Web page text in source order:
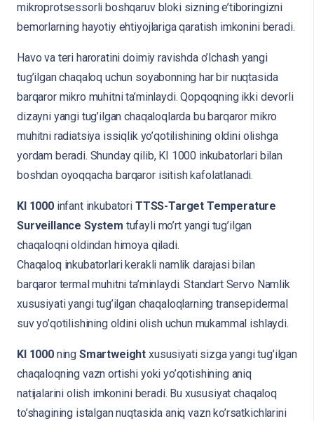
mikroprotsessorli boshqaruv bloki sizning e’tiboringizni
bemorlarning hayotiy ehtiyojlariga qaratish imkonini beradi.
Havo va teri haroratini doimiy ravishda o’lchash yangi
tug’ilgan chaqaloq uchun soyabonning har bir nuqtasida
barqaror mikro muhitni ta’minlaydi. Qopqoqning ikki devorli
dizayni yangi tug’ilgan chaqaloqlarda bu barqaror mikro
muhitni radiatsiya issiqlik yo’qotilishining oldini olishga
yordam beradi. Shunday qilib, KI 1000 inkubatorlari bilan
boshdan oyoqqacha barqaror isitish kafolatlanadi.
Kl 1000infant inkubatori TTSS-Target Temperature
Surveillance System tufayli mo’rt yangi tug’ilgan
chaqaloqni oldindan himoya qiladi.
Chaqaloq inkubatorlari kerakli namlik darajasi bilan
barqaror termal muhitni ta’minlaydi. Standart Servo Namlik
xususiyati yangi tug’ilgan chaqaloqlarning transepidermal
suv yo’qotilishining oldini olish uchun mukammal ishlaydi.
Kl 1000ning Smartweight xususiyati sizga yangi tug’ilgan
chaqaloqning vazn ortishi yoki yo’qotishining aniq
natijalarini olish imkonini beradi. Bu xususiyat chaqaloq
to’shagining istalgan nuqtasida aniq vazn ko’rsatkichlarini